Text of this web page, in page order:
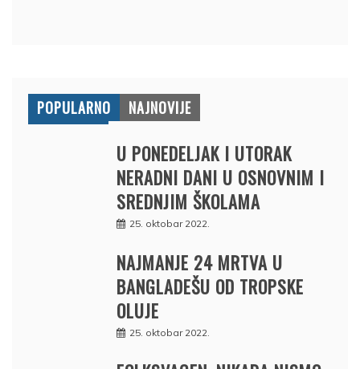
POPULARNO NAJNOVIJE
U PONEDELJAK I UTORAK
NERADNI DANI U OSNOVNIM I
SREDNJIM ŠKOLAMA
25. oktobar 2022.
NAJMANJE 24 MRTVA U
BANGLADEŠU OD TROPSKE
OLUJE
25. oktobar 2022.